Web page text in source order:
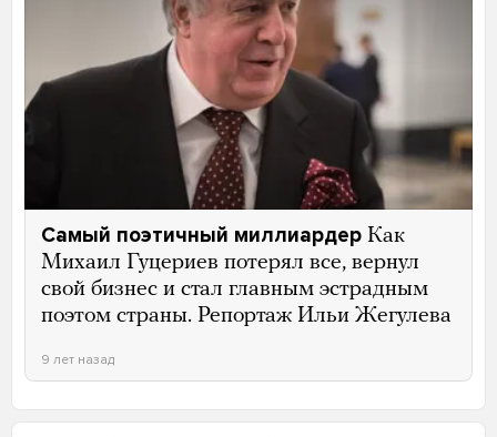
Самый поэтичный миллиардер Как
Михаил Гуцериев потерял все, вернул
свой бизнес и стал главным эстрадным
поэтом страны. Репортаж Ильи Жегулева
9 лет назад